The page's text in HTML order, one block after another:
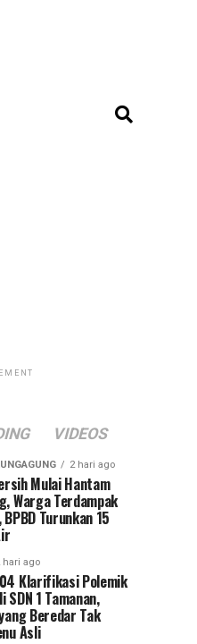
VIDEOS
2 hari ago
Mulai Hantam
Warga Terdampak
Turunkan 15
hari ago
04 Klarifikasi Polemik
SDN 1 Tamanan,
Beredar Tak
Asli